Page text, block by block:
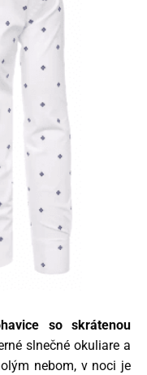
so skrátenou
slnečné okuliare a
nebom, v noci je